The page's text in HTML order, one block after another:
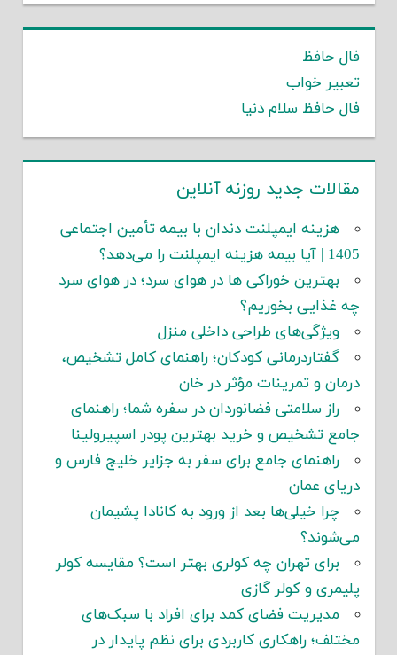
فال حافظ
تعبیر خواب
فال حافظ سلام دنیا
مقالات جدید روزنه آنلاین
هزینه ایمپلنت دندان با بیمه تأمین اجتماعی
1405 | آیا بیمه هزینه ایمپلنت را می‌دهد؟
بهترین خوراکی ها در هوای سرد؛ در هوای سرد
چه غذایی بخوریم؟
ویژگی‌های طراحی داخلی منزل
گفتاردرمانی کودکان؛ راهنمای کامل تشخیص،
درمان و تمرینات مؤثر در خان
راز سلامتی فضانوردان در سفره شما؛ راهنمای
جامع تشخیص و خرید بهترین پودر اسپیرولینا
راهنمای جامع برای سفر به جزایر خلیج فارس و
دریای عمان
چرا خیلی‌ها بعد از ورود به کانادا پشیمان
می‌شوند؟
برای تهران چه کولری بهتر است؟ مقایسه کولر
پلیمری و کولر گازی
مدیریت فضای کمد برای افراد با سبک‌های
مختلف؛ راهکاری کاربردی برای نظم پایدار در